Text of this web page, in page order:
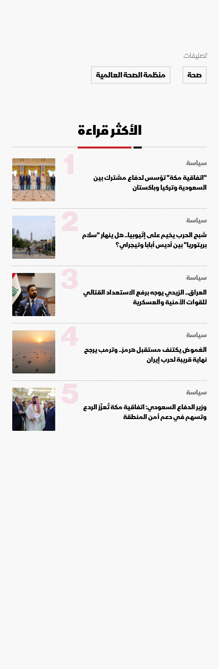
تصنيفات
صحة منظمة الصحة العالمية
الأكثر قراءة
سياسة
"اتفاقية مكة" تؤسس لدفاع مشترك بين
السعودية وتركيا وباكستان
1
سياسة
شبح الحرب يخيم على إثيوبيا.. هل ينهار "سلام
بريتوريا" بين أديس أبابا وتيجراي؟
2
سياسة
العراق.. الزيدي يوجه برفع الاستعداد القتالي
للقوات الأمنية والعسكرية
3
سياسة
الغموض يكتنف مستقبل هرمز.. وترمب يرجح
نهاية قريبة لحرب إيران
4
سياسة
وزير الدفاع السعودي: اتفاقية مكة تُعزّز الردع
وتسهم في دعم أمن المنطقة
5